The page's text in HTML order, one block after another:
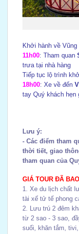
Khởi hành về Vũng
11h00: Tham quan
trưa tại nhà hàng
Tiếp tục lộ trình
18h00: Xe về đến
tay Quý khách hẹn
Lưu ý:
- Các điểm tham
thời tiết, giao
tham quan của
GIÁ TOUR ĐÃ
1. Xe du lịch chất
tài xế tử tế phong
2. Lưu trú 2 đêm
từ 2 sao - 3 sao,
suối, khăn tắm,